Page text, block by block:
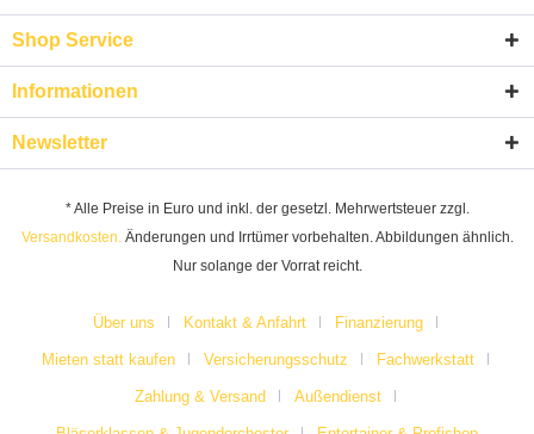
Shop Service
Informationen
Newsletter
* Alle Preise in Euro und inkl. der gesetzl. Mehrwertsteuer zzgl.
Versandkosten.Änderungen und Irrtümer vorbehalten. Abbildungen ähnlich.
Nur solange der Vorrat reicht.
Über uns Kontakt & Anfahrt Finanzierung
Mieten statt kaufen Versicherungsschutz Fachwerkstatt
Zahlung & Versand Außendienst